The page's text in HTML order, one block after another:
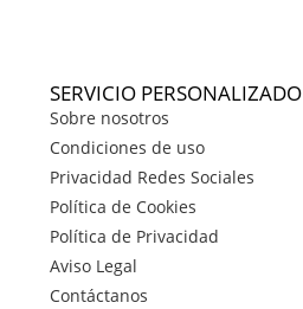
SERVICIO PERSONALIZADO
Sobre nosotros
Condiciones de uso
Privacidad Redes Sociales
Política de Cookies
Política de Privacidad
Aviso Legal
Contáctanos